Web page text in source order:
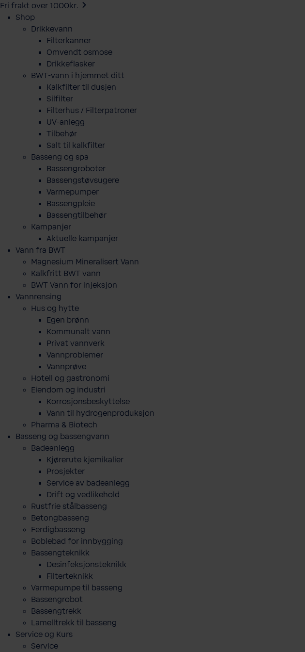
Fri frakt over 1000kr.
Shop
Drikkevann
Filterkanner
Omvendt osmose
Drikkeflasker
BWT-vann i hjemmet ditt
Kalkfilter til dusjen
Silfilter
Filterhus / Filterpatroner
UV-anlegg
Tilbehør
Salt til kalkfilter
Basseng og spa
Bassengroboter
Bassengstøvsugere
Varmepumper
Bassengpleie
Bassengtilbehør
Kampanjer
Aktuelle kampanjer
Vann fra BWT
Magnesium Mineralisert Vann
Kalkfritt BWT vann
BWT Vann for injeksjon
Vannrensing
Hus og hytte
Egen brønn
Kommunalt vann
Privat vannverk
Vannproblemer
Vannprøve
Hotell og gastronomi
Eiendom og industri
Korrosjonsbeskyttelse
Vann til hydrogenproduksjon
Pharma & Biotech
Basseng og bassengvann
Badeanlegg
Kjørerute kjemikalier
Prosjekter
Service av badeanlegg
Drift og vedlikehold
Rustfrie stålbasseng
Betongbasseng
Ferdigbasseng
Boblebad for innbygging
Bassengteknikk
Desinfeksjonsteknikk
Filterteknikk
Varmepumpe til basseng
Bassengrobot
Bassengtrekk
Lamelltrekk til basseng
Service og Kurs
Service